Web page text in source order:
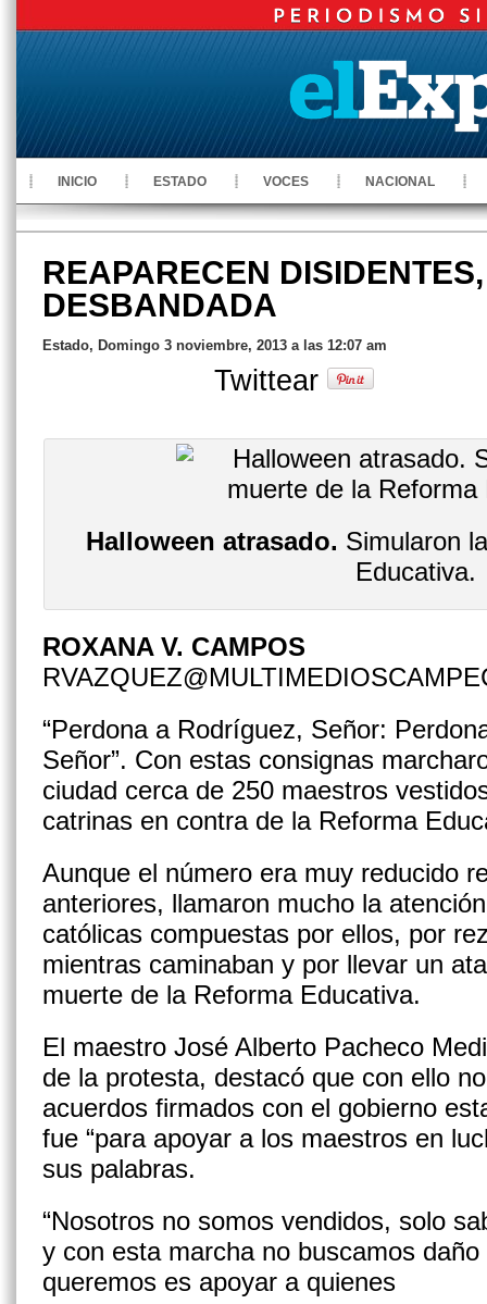
INICIO ESTADO VOCES NACIONAL
REAPARECEN
DESBANDADA
Estado, Domingo 3 noviembre, 2013 a las 12:07 am
Twittear
Halloween atrasado. Simularon
Educativa.
ROXANA V. CAMPOS
“Perdona a Rodríguez, Señor:
Señor”. Con estas consignas
ciudad cerca de 250 maestros
catrinas en contra de la Reforma
Aunque el número era muy reducido
anteriores, llamaron mucho la
católicas compuestas por ellos, por
mientras caminaban y por llevar un
muerte de la Reforma Educativa.
El maestro José Alberto Pacheco
de la protesta, destacó que con ello
acuerdos firmados con el gobierno
fue “para apoyar a los maestros en
sus palabras.
“Nosotros no somos vendidos, solo
y con esta marcha no buscamos
queremos es apoyar a quienes